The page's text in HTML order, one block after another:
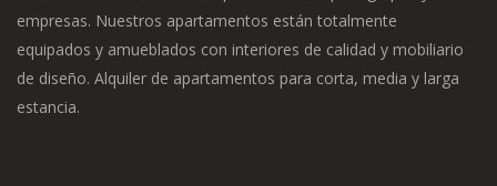
empresas. Nuestros apartamentos están totalmente
equipados y amueblados con interiores de calidad y mobiliario
de diseño. Alquiler de apartamentos para corta, media y larga
estancia.